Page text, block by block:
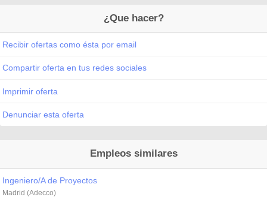
¿Que hacer?
Recibir ofertas como ésta por email
Compartir oferta en tus redes sociales
Imprimir oferta
Denunciar esta oferta
Empleos similares
Ingeniero/A de Proyectos
Madrid (Adecco)